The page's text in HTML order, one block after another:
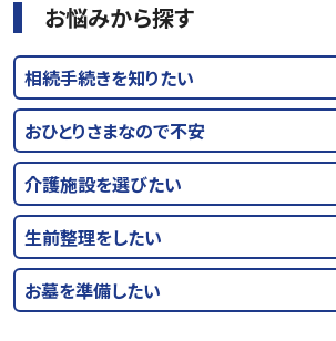
お悩みから探す
相続手続きを知りたい
おひとりさまなので不安
介護施設を選びたい
生前整理をしたい
お墓を準備したい